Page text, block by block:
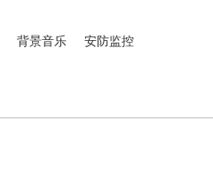
背景音乐 安防监控